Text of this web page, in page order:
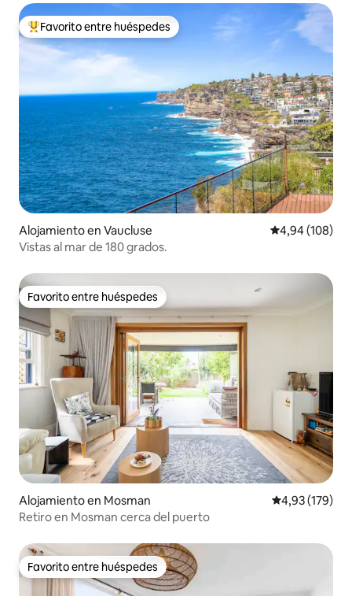
Favorito entre los huéspedes más destacados
Favorito entre huéspedes
Alojamiento en Vaucluse Calificación
4,94 (108)
Vistas al mar de 180 grados.
Favorito entre huéspedes
Favorito entre huéspedes
Alojamiento en Mosman Calificación
4,93 (179)
Retiro en Mosman cerca del puerto
Favorito entre huéspedes
Favorito entre huéspedes